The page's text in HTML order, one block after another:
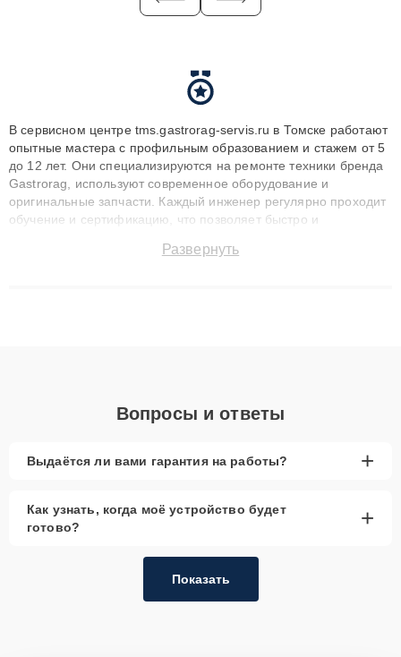
В сервисном центре tms.gastrorag-servis.ru в Томске работают
опытные мастера с профильным образованием и стажем от 5
до 12 лет. Они специализируются на ремонте техники бренда
Gastrorag, используют современное оборудование и
оригинальные запчасти. Каждый инженер регулярно проходит
обучение и сертификацию, что позволяет быстро и
сохранением гарантии до 3 лет. Наши мастера решают
Развернуть
Вопросы и ответы
Выдаётся ли вами гарантия на работы? +
Как узнать, когда моё устройство будет
готово?
+
Показать